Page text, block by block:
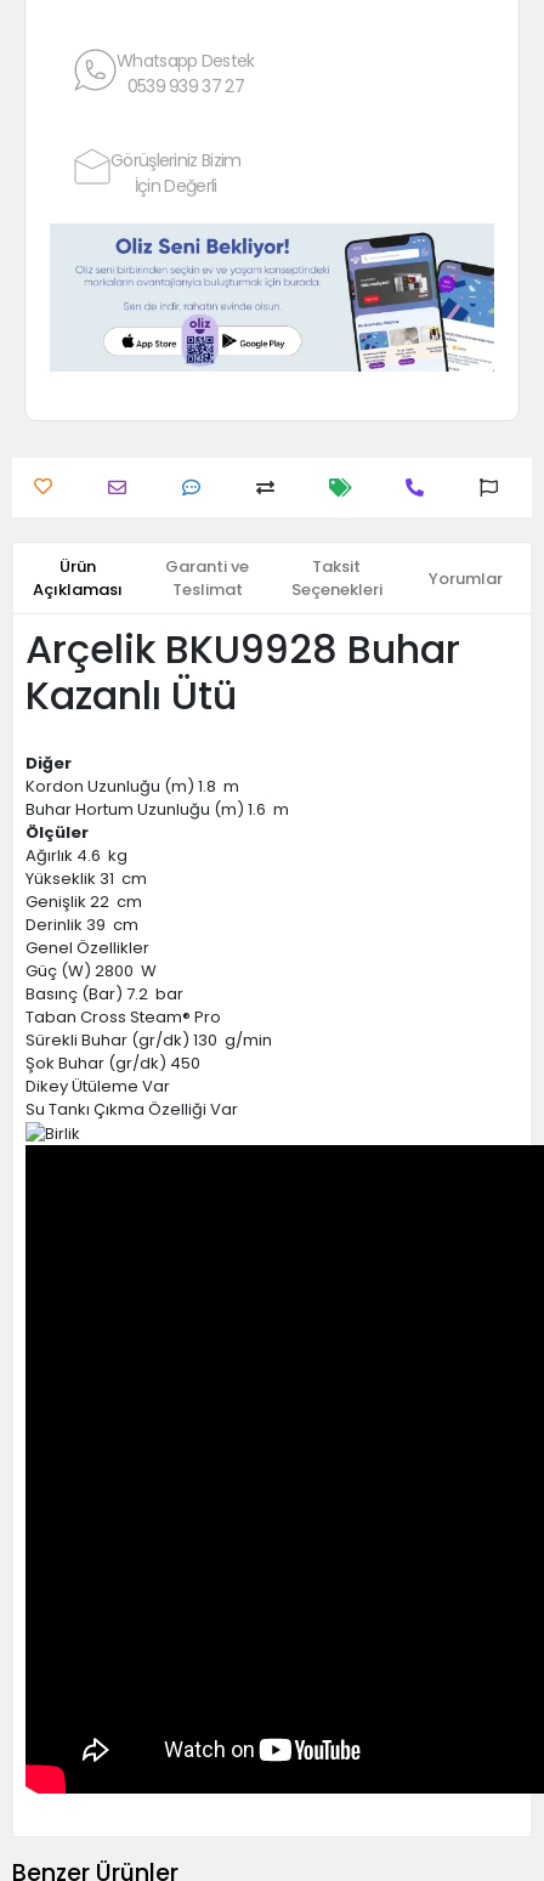
Whatsapp Destek
0539 939 37 27
Görüşleriniz Bizim
İçin Değerli
Ürün
Açıklaması
Garanti ve
Teslimat
Taksit
Seçenekleri
Yorumlar
Arçelik BKU9928 Buhar
Kazanlı Ütü
Diğer
Kordon Uzunluğu (m) 1.8 m
Buhar Hortum Uzunluğu (m) 1.6 m
Ölçüler
Ağırlık 4.6 kg
Yükseklik 31 cm
Genişlik 22 cm
Derinlik 39 cm
Genel Özellikler
Güç (W) 2800 W
Basınç (Bar) 7.2 bar
Taban Cross Steam® Pro
Sürekli Buhar (gr/dk) 130 g/min
Şok Buhar (gr/dk) 450
Dikey Ütüleme Var
Su Tankı Çıkma Özelliği Var
Benzer Ürünler